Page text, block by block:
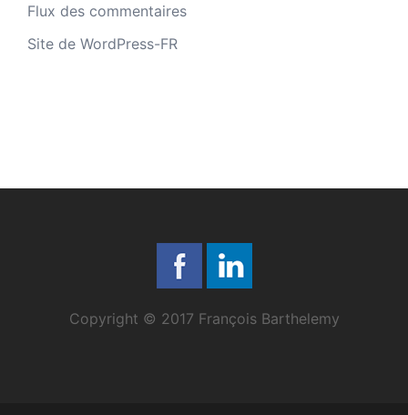
Flux des commentaires
Site de WordPress-FR
Copyright © 2017 François Barthelemy